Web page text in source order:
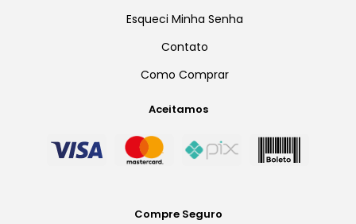
Esqueci Minha Senha
Contato
Como Comprar
Aceitamos
Compre Seguro